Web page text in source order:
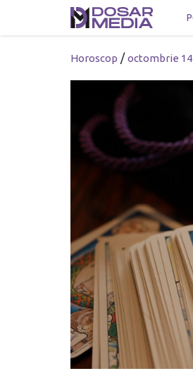
Horoscop /octombrie 14